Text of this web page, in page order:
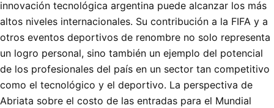
innovación tecnológica argentina puede alcanzar los más
altos niveles internacionales. Su contribución a la FIFA y a
otros eventos deportivos de renombre no solo representa
un logro personal, sino también un ejemplo del potencial
de los profesionales del país en un sector tan competitivo
como el tecnológico y el deportivo. La perspectiva de
Abriata sobre el costo de las entradas para el Mundial